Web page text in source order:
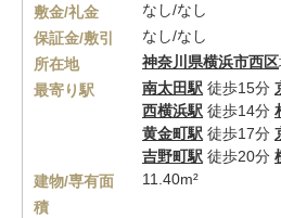
敷金/礼金
なし/なし
保証金/敷引
なし/なし
所在地
神奈川県横浜市西区
最寄り駅
南太田駅 徒歩15分
西横浜駅 徒歩14分
黄金町駅 徒歩17分
吉野町駅 徒歩20分
建物/専有面
積
11.40m²